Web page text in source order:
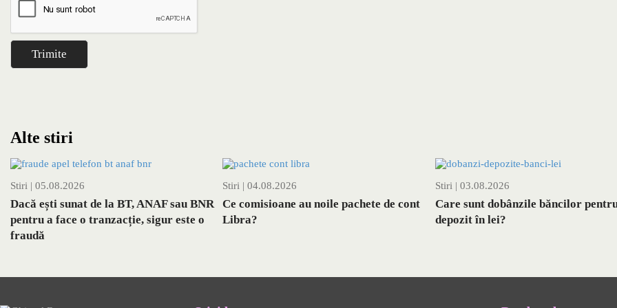
Alte stiri
Stiri | 05.08.2026
Dacă ești sunat de la BT, ANAF sau BNR
pentru a face o tranzacție, sigur este o
fraudă
Stiri | 04.08.2026
Ce comisioane au noile pachete de cont
Libra?
Stiri | 03.08.2026
Care sunt dobânzile băncilor
depozit în lei?